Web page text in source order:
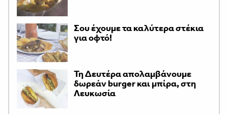
Σου έχουμε τα καλύτερα στέκια
για οφτό!
Τη Δευτέρα απολαμβάνουμε
δωρεάν burger και μπίρα, στη
Λευκωσία